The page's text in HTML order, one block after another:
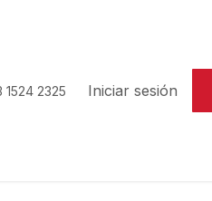
1524 2325 Iniciar sesión